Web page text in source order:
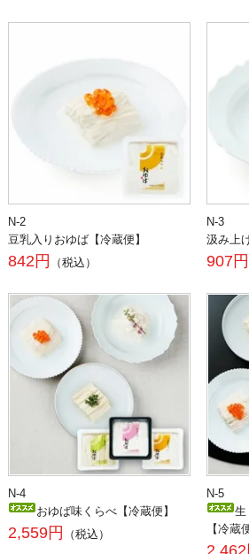
N-2
豆乳入りおゆば【冷蔵便】
842円 （税込）
N-3
汲み上
907円
N-4
おゆば味くらべ【冷蔵便】
2,559円 （税込）
N-5
生
【冷蔵
2,462